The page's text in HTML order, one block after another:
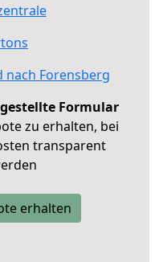
nach Forensberg
Formular
zu erhalten, bei
transparent
erhalten